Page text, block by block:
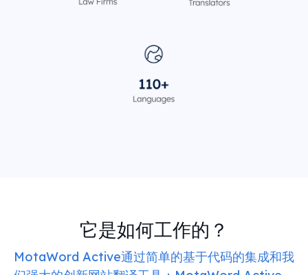
它是如何工作的？
MotaWord Active通过简单的基于代码的集成和我